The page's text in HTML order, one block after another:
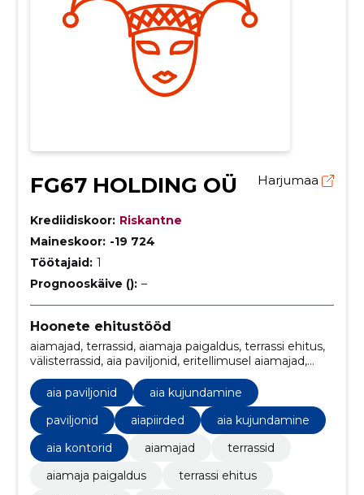
FG67 HOLDING OÜ Harjumaa
Krediidiskoor: Riskantne
Maineskoor: -19 724
Töötajaid: 1
Prognooskäive (): –
Hoonete ehitustööd
aiamajad, terrassid, aiamaja paigaldus, terrassi ehitus,
välisterrassid, aia paviljonid, eritellimusel aiamajad,
patio kujundused, puust aiastruktuurid, aiaterrassid
aia paviljonid
aia kujundamine
paviljonid
aiapiirded
aia kujundamine
aia kontorid
aiamajad
terrassid
aiamaja paigaldus
terrassi ehitus